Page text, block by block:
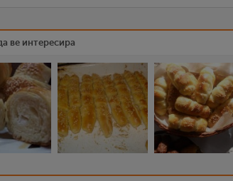
ве интересира